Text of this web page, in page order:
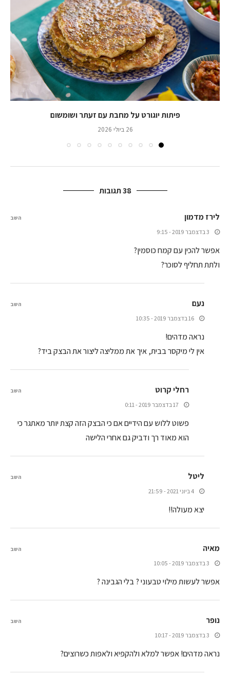
פיתות יוגורט על מחבת עם זעתר ושומשום
26 ביולי 2026
38 תגובות
לירז מדמון
3 בדצמבר 2019 - 9:15
אפשר להכין עם קמח כוסמין?
ולתת תחליף לסוכר?
השב
נעם
16 בדצמבר 2019 - 10:35
נראה מדהים!
אין לי מיקסר בבית, איך את ממליצה ליצור את הבצק ביד?
השב
רחלי קרוט
17 בדצמבר 2019 - 0:11
פשוט ללוש עם הידיים אם כי הבצק הזה קצת יותר מאתגר כי
הוא מאוד רך ודביק גם אחרי הלישה
השב
ליטל
4 ביוני 2021 - 21:59
יצא מעולה!!
השב
מאיה
3 בדצמבר 2019 - 10:05
אפשר לעשות מילוי טבעוני ? בלי הגבינה ?
השב
נופר
3 בדצמבר 2019 - 10:17
נראה מדהים! אפשר למלא ולהקפיא ולאפות כשרוצים?
השב